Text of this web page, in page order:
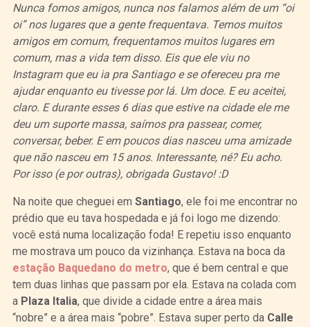
Nunca fomos amigos, nunca nos falamos além de um “oi
oi” nos lugares que a gente frequentava. Temos muitos
amigos em comum, frequentamos muitos lugares em
comum, mas a vida tem disso. Eis que ele viu no
Instagram que eu ia pra Santiago e se ofereceu pra me
ajudar enquanto eu tivesse por lá. Um doce. E eu aceitei,
claro. E durante esses 6 dias que estive na cidade ele me
deu um suporte massa, saímos pra passear, comer,
conversar, beber. E em poucos dias nasceu uma amizade
que não nasceu em 15 anos. Interessante, né? Eu acho.
Por isso (e por outras), obrigada Gustavo! :D
Na noite que cheguei em Santiago, ele foi me encontrar no
prédio que eu tava hospedada e já foi logo me dizendo:
você está numa localização foda! E repetiu isso enquanto
me mostrava um pouco da vizinhança. Estava na boca da
estação Baquedano do metro, que é bem central e que
tem duas linhas que passam por ela. Estava na colada com
aPlaza Italia, que divide a cidade entre a área mais
“nobre” e a área mais “pobre”. Estava super perto da Calle